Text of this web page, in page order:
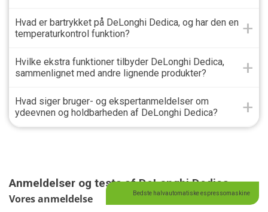
Hvad er bartrykket på DeLonghi Dedica, og har den en
temperaturkontrol funktion?
Hvilke ekstra funktioner tilbyder DeLonghi Dedica,
sammenlignet med andre lignende produkter?
Hvad siger bruger- og ekspertanmeldelser om
ydeevnen og holdbarheden af DeLonghi Dedica?
Anmeldelser og tests af DeLonghi Dedica
Vores anmeldelse Bedste halvautomatiske espressomaskine